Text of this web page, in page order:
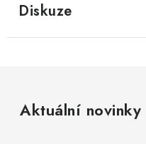
Diskuze
Aktuální